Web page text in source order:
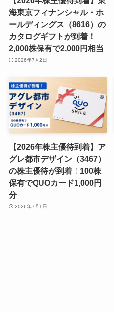
海東京フィナンシャル・ホ
ールディングス（8616）の
カタログギフトが到着！
2,000株保有で2,000円相当
2026年7月2日
【2026年株主優待到着】ア
グレ都市デザイン（3467）
の株主優待が到着！100株
保有でQUOカード1,000円
分
2026年7月1日